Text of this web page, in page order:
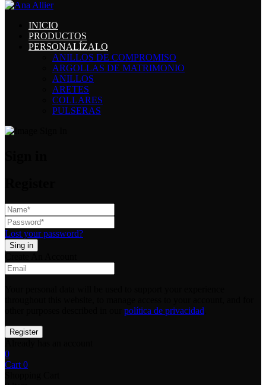
INICIO
PRODUCTOS
PERSONALÍZALO
ANILLOS DE COMPROMISO
ARGOLLAS DE MATRIMONIO
ANILLOS
ARETES
COLLARES
PULSERAS
Lost your password?
política de privacidad
0
Cart 0